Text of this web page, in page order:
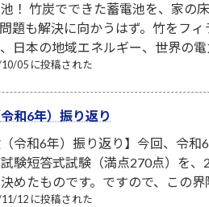
！ 竹炭でできた蓄電池を、家の
題も解決に向かうはず。竹をフ
日本の地域エネルギー、世界の
05 に投稿された
和6年）振り返り
（令和6年）振り返り】今回、令
験短答式試験（満点270点）を
めたものです。ですので、この界
12 に投稿された